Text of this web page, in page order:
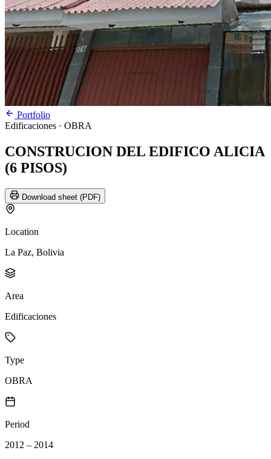
Portfolio
Edificaciones · OBRA
CONSTRUCION DEL EDIFICO ALICIA
(6 PISOS)
Download sheet (PDF)
Location
La Paz, Bolivia
Area
Edificaciones
Type
OBRA
Period
2012 – 2014